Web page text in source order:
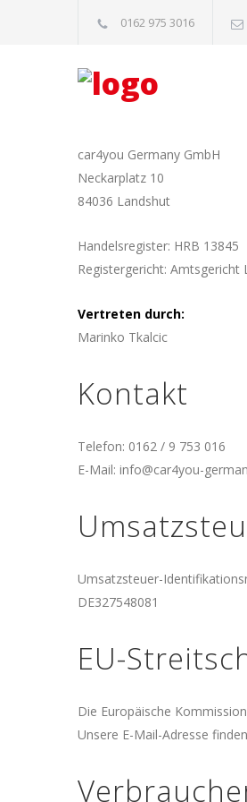
0162 975 3016
car4you Germany GmbH
Neckarplatz 10
84036 Landshut
Handelsregister: HRB 13845
Registergericht: Amtsgericht
Vertreten durch:
Marinko Tkalcic
Kontakt
Telefon: 0162 / 9 753 016
E-Mail: info@car4you-
Umsatzsteuer-
DE327548081
EU-
Die Europäische
Unsere E-Mail-Adresse